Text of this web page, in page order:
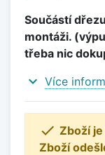
Součástí
montáži.
třeba nic
expand_more Více
 Zboží
Zboží